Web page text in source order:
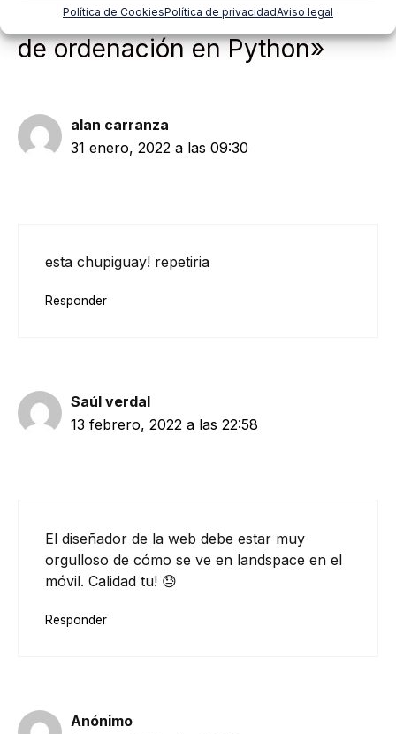
Política de CookiesPolítica de privacidadAviso legal
3 comentarios en «Algoritmos
de ordenación en Python»
alan carranza
31 enero, 2022 a las 09:30
esta chupiguay! repetiria
Responder
Saúl verdal
13 febrero, 2022 a las 22:58
El diseñador de la web debe estar muy
orgulloso de cómo se ve en landspace en el
móvil. Calidad tu! 😓
Responder
Anónimo